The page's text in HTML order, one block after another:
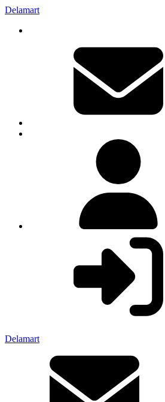
Delamart
Delamart